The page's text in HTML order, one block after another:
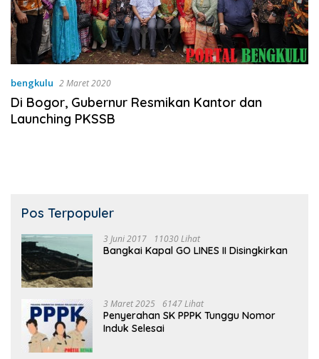
bengkulu 2 Maret 2020
Di Bogor, Gubernur Resmikan Kantor dan
Launching PKSSB
Pos Terpopuler
3 Juni 2017 11030 Lihat
Bangkai Kapal GO LINES II Disingkirkan
3 Maret 2025 6147 Lihat
Penyerahan SK PPPK Tunggu Nomor
Induk Selesai